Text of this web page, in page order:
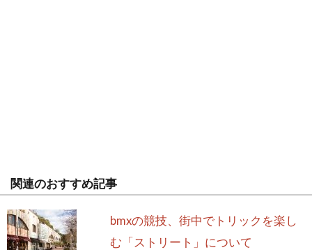
関連のおすすめ記事
bmxの競技、街中でトリックを楽し
む「ストリート」について